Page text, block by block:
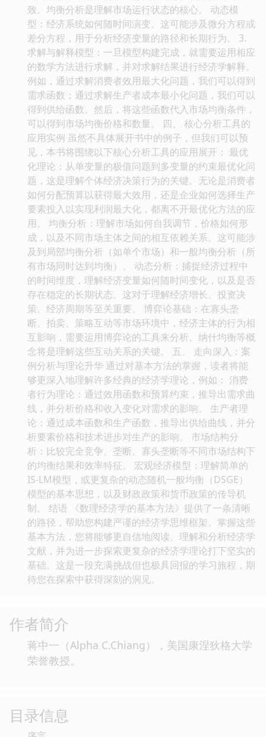
致。均衡分析是理解市场运行状态的核心。 动态模
型：经济系统如何随时间演变。这可能涉及微分方程或
差分方程，用于分析经济变量的路径和长期行为。 3.
求解与解释模型：一旦模型构建完成，就需要运用相应
的数学方法进行求解，并对求解结果进行经济学解释。
例如，通过求解消费者效用最大化问题，我们可以得到
需求函数；通过求解生产者成本最小化问题，我们可以
得到供给函数。然后，将这些函数代入市场均衡条件，
可以得到市场均衡价格和数量。 四、 核心分析工具的
应用实例 虽然不具体展开书中的例子，但我们可以预
见，本书将围绕以下核心分析工具的应用展开： 最优
化理论：从单变量的极值问题到多变量的约束最优化问
题，这是理解个体经济决策行为的关键。无论是消费者
如何分配预算以获得最大效用，还是企业如何选择生产
要素投入以实现利润最大化，都离不开最优化方法的应
用。 均衡分析：理解市场如何自我调节，价格如何形
成，以及不同市场主体之间的相互依赖关系。这可能涉
及到局部均衡分析（如单个市场）和一般均衡分析（所
有市场同时达到均衡）。 动态分析：捕捉经济过程中
的时间维度，理解经济变量如何随时间变化，以及是否
存在稳定的长期状态。这对于理解经济增长、投资决
策、经济周期等至关重要。 博弈论基础：在寡头垄
断、拍卖、策略互动等市场环境中，经济主体的行为相
互影响，需要运用博弈论的工具来分析。纳什均衡等概
念将是理解这些互动关系的关键。 五、 走向深入：案
例分析与理论升华 通过对基本方法的掌握，读者将能
够更深入地理解许多经典的经济学理论，例如： 消费
者行为理论：通过效用函数和预算约束，推导出需求曲
线，并分析价格和收入变化对需求的影响。 生产者理
论：通过成本函数和生产函数，推导出供给曲线，并分
析要素价格和技术进步对生产的影响。 市场结构分
析：比较完全竞争、垄断、寡头垄断等不同市场结构下
的均衡结果和效率特征。 宏观经济模型：理解简单的
IS-LM模型，或更复杂的动态随机一般均衡（DSGE）
模型的基本思想，以及财政政策和货币政策的传导机
制。 结语 《数理经济学的基本方法》提供了一条清晰
的路径，帮助您构建严谨的经济学思维框架。掌握这些
基本方法，您将能够更自信地阅读、理解和分析经济学
文献，并为进一步探索更复杂的经济学理论打下坚实的
基础。这是一段充满挑战但也极具回报的学习旅程，期
待您在探索中获得深刻的洞见。
作者简介
蒋中一（Alpha C.Chiang），美国康涅狄格大学
荣誉教授。
目录信息